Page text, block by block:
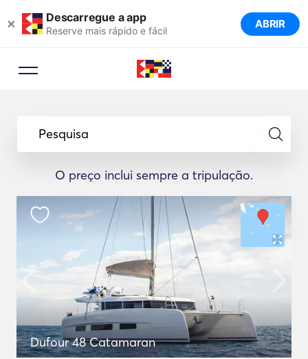
× Descarregue a app
Reserve mais rápido e fácil ABRIR
Pesquisa
O preço inclui sempre a tripulação.
Dufour 48 Catamaran